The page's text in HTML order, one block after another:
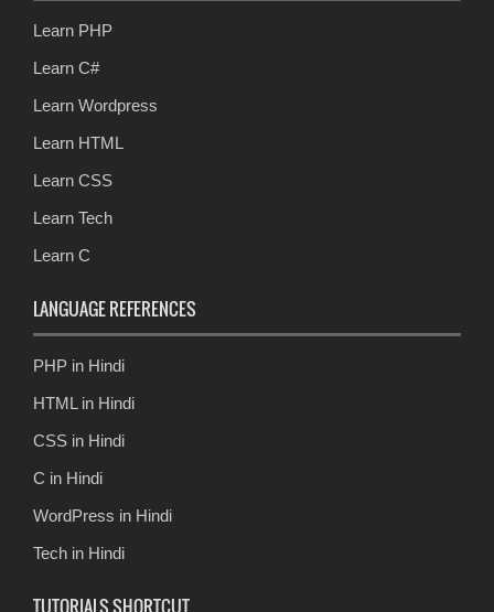
Learn PHP
Learn C#
Learn Wordpress
Learn HTML
Learn CSS
Learn Tech
Learn C
LANGUAGE REFERENCES
PHP in Hindi
HTML in Hindi
CSS in Hindi
C in Hindi
WordPress in Hindi
Tech in Hindi
TUTORIALS SHORTCUT